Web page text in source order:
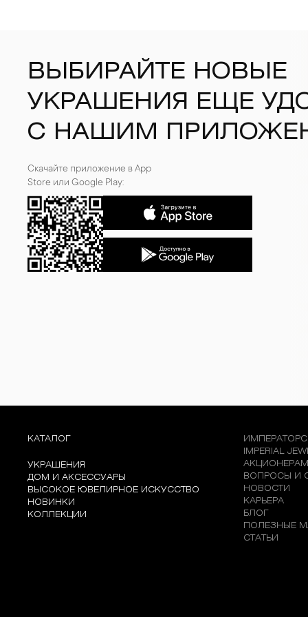
ВЫБИРАЙТЕ НОВЫЕ
УКРАШЕНИЯ ЕЩЕ
С НАШИМ
Скачайте приложение в App
Store или Google Play:
КАТАЛОГ
УКРАШЕНИЯ
ДОМ И АКСЕССУАРЫ
ВЫСОКОЕ ЮВЕЛИРНОЕ ИСКУССТВО
НОВИНКИ
КОЛЛЕКЦИИ
IMPERIAL
АКЦИОНЕРАМ
ВОПРОСЫ И
НОВОСТИ
КАРЬЕРА
БЛОГ
ПОЛЕЗНЫЕ
СТАТЬИ